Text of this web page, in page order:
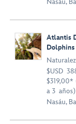
Nasáu,
Atlantis
$USD
a 3 años)
Nasáu,